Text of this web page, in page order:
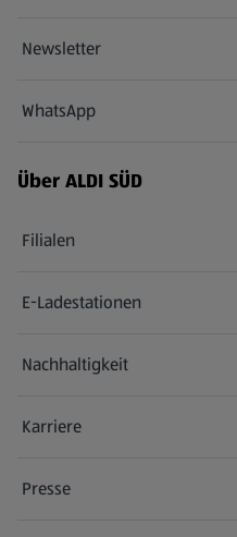
Newsletter
WhatsApp
Über ALDI SÜD
Filialen
E-Ladestationen
Nachhaltigkeit
Karriere
Presse